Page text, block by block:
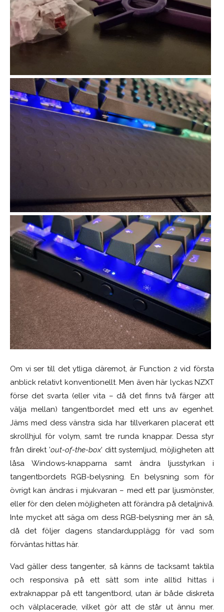
Om vi ser till det ytliga däremot, är Function 2 vid första
anblick relativt konventionellt. Men även här lyckas NZXT
förse det svarta (eller vita – då det finns två färger att
välja mellan) tangentbordet med ett uns av egenhet.
Jäms med dess vänstra sida har tillverkaren placerat ett
skrollhjul för volym, samt tre runda knappar. Dessa styr
från direkt ’out-of-the-box’ ditt systemljud, möjligheten att
låsa Windows-knapparna samt ändra ljusstyrkan i
tangentbordets RGB-belysning. En belysning som för
övrigt kan ändras i mjukvaran – med ett par ljusmönster,
eller för den delen möjligheten att förändra på detaljnivå.
Inte mycket att säga om dess RGB-belysning mer än så,
då det följer dagens standardupplägg för vad som
förväntas hittas här.
Vad gäller dess tangenter, så känns de tacksamt taktila
och responsiva på ett sätt som inte alltid hittas i
extraknappar på ett tangentbord, utan är både diskreta
och välplacerade, vilket gör att de står ut ännu mer.